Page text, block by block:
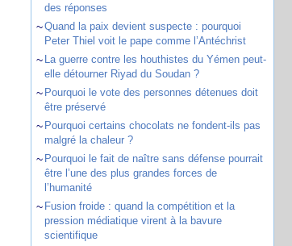
des réponses
~Quand la paix devient suspecte : pourquoi
Peter Thiel voit le pape comme l’Antéchrist
~ La guerre contre les houthistes du Yémen peut-
elle détourner Riyad du Soudan ?
~ Pourquoi le vote des personnes détenues doit
être préservé
~ Pourquoi certains chocolats ne fondent-ils pas
malgré la chaleur ?
~ Pourquoi le fait de naître sans défense pourrait
être l’une des plus grandes forces de
l’humanité
~ Fusion froide : quand la compétition et la
pression médiatique virent à la bavure
scientifique